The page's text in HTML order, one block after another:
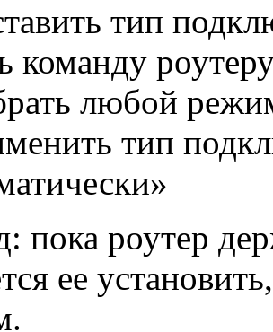
тип
команду
любой
тип
пока роутер
ее